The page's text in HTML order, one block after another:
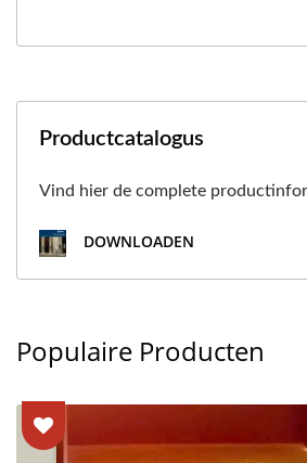
Productcatalogus
Vind hier de complete
DOWNLOADEN
Populaire Producten